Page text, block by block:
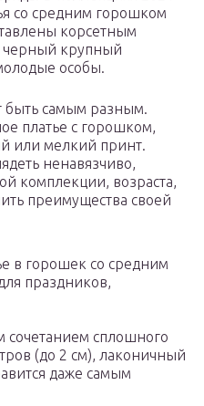
со средним горошком
корсетным
черный крупный
особы.
быть самым разным.
платье с горошком,
или мелкий принт.
ненавязчиво,
комплекции, возраста,
преимущества своей
в горошек со средним
праздников,
сплошного
(до 2 см), лаконичный
даже самым